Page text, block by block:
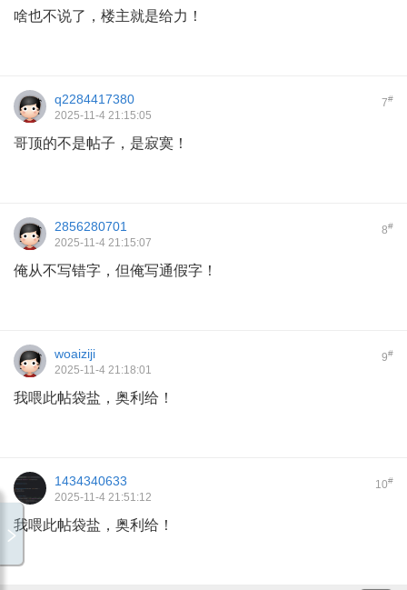
啥也不说了，楼主就是给力！
7#
q2284417380
2025-11-4 21:15:05
哥顶的不是帖子，是寂寞！
8#
2856280701
2025-11-4 21:15:07
俺从不写错字，但俺写通假字！
9#
woaiziji
2025-11-4 21:18:01
我喂此帖袋盐，奥利给！
10#
1434340633
2025-11-4 21:51:12
我喂此帖袋盐，奥利给！